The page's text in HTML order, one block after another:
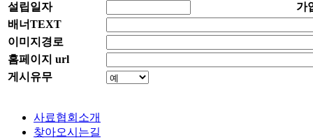
설립일자
가
배너TEXT
이미지경로
홈페이지 url
게시유무
사료협회소개
찾아오시는길